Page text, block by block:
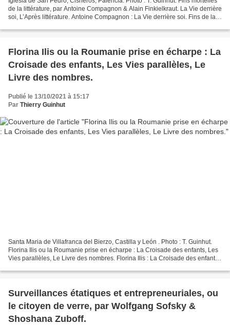
de la littérature, par Antoine Compagnon & Alain Finkielkraut. La Vie derrière
soi, L’Après littérature. Antoine Compagnon : La Vie derrière soi. Fins de la
Florina Ilis ou la Roumanie prise en écharpe : La
Croisade des enfants, Les Vies parallèles, Le
Livre des nombres.
Publié le 13/10/2021 à 15:17
Par Thierry Guinhut
Santa Maria de Villafranca del Bierzo, Castilla y León . Photo : T. Guinhut.
Florina Ilis ou la Roumanie prise en écharpe : La Croisade des enfants, Les
Vies parallèles, Le Livre des nombres. Florina Ilis : La Croisade des enfants,
Surveillances étatiques et entrepreneuriales, ou
le citoyen de verre, par Wolfgang Sofsky &
Shoshana Zuboff.